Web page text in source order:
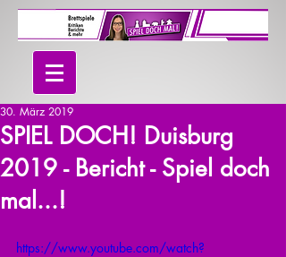
SPIEL DOCH! Duisburg
2019 - Bericht - Spiel doch
mal...!
30. März 2019
https://www.youtube.com/watch?